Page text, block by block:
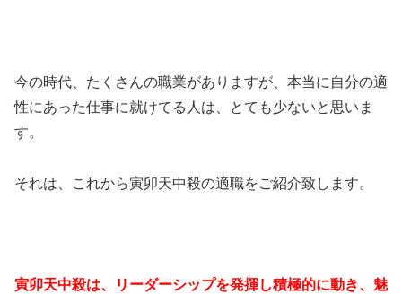
今の時代、たくさんの職業がありますが、本当に自分の適
性にあった仕事に就けてる人は、とても少ないと思いま
す。
それは、これから寅卯天中殺の適職をご紹介致します。
寅卯天中殺は、リーダーシップを発揮し積極的に動き、魅